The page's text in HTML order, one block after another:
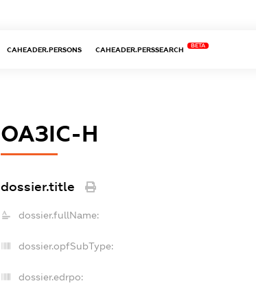
CAHEADER.PERSONS CAHEADER.PERSSEARCH
BETA
ОАЗІС-Н
dossier.title
dossier.fullName:
dossier.opfSubType:
dossier.edrpo: